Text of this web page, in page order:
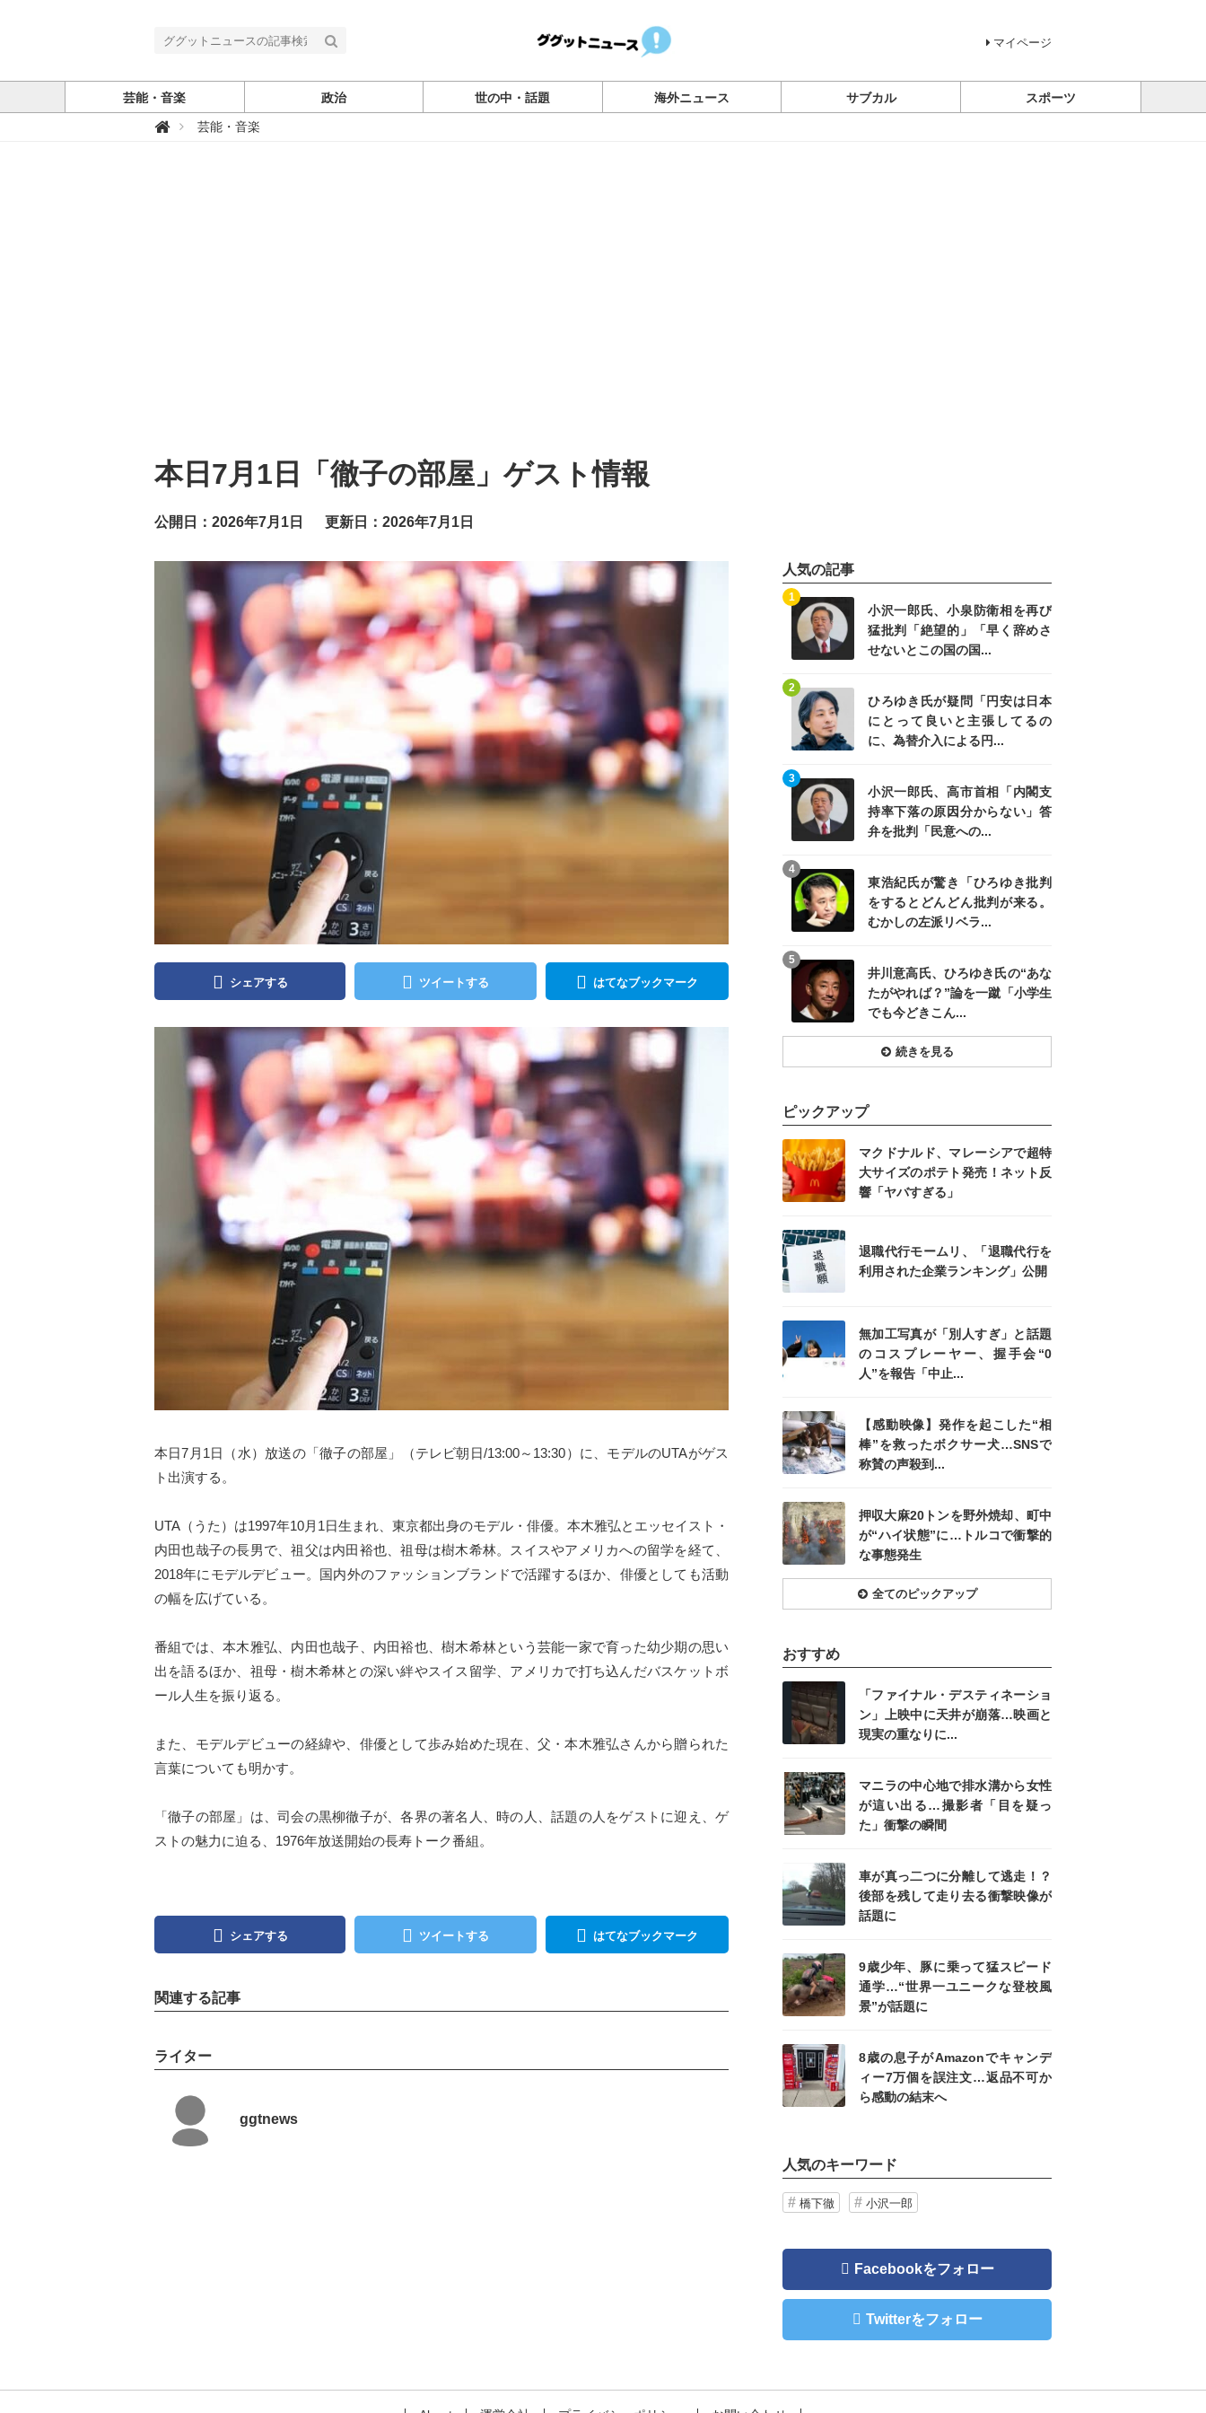
マイページ
芸能・音楽 政治 世の中・話題 海外ニュース サブカル スポーツ
グ
芸能・音楽
本日7月1日「徹子の部屋」ゲスト情報
公開日：2026年7月1日 更新日：2026年7月1日
シェアする ツイートする はてなブックマーク
本日7月1日（水）放送の「徹子の部屋」（テレビ朝日/13:00～13:30）に、モデルのUTAがゲス
ト出演する。
UTA（うた）は1997年10月1日生まれ、東京都出身のモデル・俳優。本木雅弘とエッセイスト・
内田也哉子の長男で、祖父は内田裕也、祖母は樹木希林。スイスやアメリカへの留学を経て、
2018年にモデルデビュー。国内外のファッションブランドで活躍するほか、俳優としても活動
の幅を広げている。
番組では、本木雅弘、内田也哉子、内田裕也、樹木希林という芸能一家で育った幼少期の思い
出を語るほか、祖母・樹木希林との深い絆やスイス留学、アメリカで打ち込んだバスケットボ
ール人生を振り返る。
また、モデルデビューの経緯や、俳優として歩み始めた現在、父・本木雅弘さんから贈られた
言葉についても明かす。
「徹子の部屋」は、司会の黒柳徹子が、各界の著名人、時の人、話題の人をゲストに迎え、ゲ
ストの魅力に迫る、1976年放送開始の長寿トーク番組。
シェアする ツイートする はてなブックマーク
関連する記事
ライター
ggtnews
人気の記事
小沢一郎氏、小泉防衛相を再び
猛批判「絶望的」「早く辞めさ
せないとこの国の国...
1
ひろゆき氏が疑問「円安は日本
にとって良いと主張してるの
に、為替介入による円...
2
小沢一郎氏、高市首相「内閣支
持率下落の原因分からない」答
弁を批判「民意への...
3
東浩紀氏が驚き「ひろゆき批判
をするとどんどん批判が来る。
むかしの左派リベラ...
4
井川意高氏、ひろゆき氏の“あな
たがやれば？”論を一蹴「小学生
でも今どきこん...
5
続きを見る
ピックアップ
マクドナルド、マレーシアで超特
大サイズのポテト発売！ネット反
響「ヤバすぎる」
退職代行モームリ、「退職代行を
利用された企業ランキング」公開
無加工写真が「別人すぎ」と話題
のコスプレーヤー、握手会“0
人”を報告「中止...
【感動映像】発作を起こした“相
棒”を救ったボクサー犬…SNSで
称賛の声殺到...
記事を読む
押収大麻20トンを野外焼却、町中
が“ハイ状態”に…トルコで衝撃的
な事態発生
全てのピックアップ
おすすめ
「ファイナル・デスティネーショ
ン」上映中に天井が崩落…映画と
現実の重なりに...
記事を読む
マニラの中心地で排水溝から女性
が這い出る…撮影者「目を疑っ
た」衝撃の瞬間
車が真っ二つに分離して逃走！？
後部を残して走り去る衝撃映像が
話題に
9歳少年、豚に乗って猛スピード
通学…“世界一ユニークな登校風
景”が話題に
記事を読む
8歳の息子がAmazonでキャンデ
ィー7万個を誤注文…返品不可か
ら感動の結末へ
人気のキーワード
橋下徹 小沢一郎
Facebookをフォロー
Twitterをフォロー